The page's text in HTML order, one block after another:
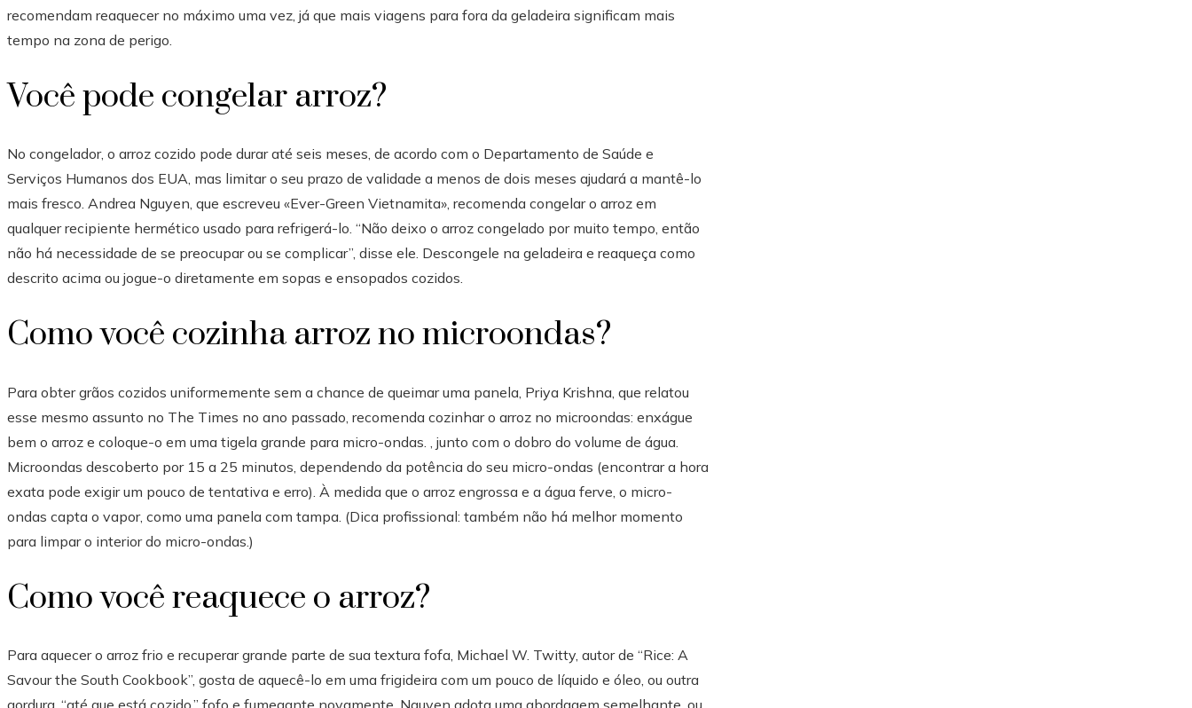
recomendam reaquecer no máximo uma vez, já que mais viagens para fora da geladeira significam mais
tempo na zona de perigo.
Você pode congelar arroz?
No congelador, o arroz cozido pode durar até seis meses, de acordo com o Departamento de Saúde e
Serviços Humanos dos EUA, mas limitar o seu prazo de validade a menos de dois meses ajudará a mantê-lo
mais fresco. Andrea Nguyen, que escreveu «Ever-Green Vietnamita», recomenda congelar o arroz em
qualquer recipiente hermético usado para refrigerá-lo. “Não deixo o arroz congelado por muito tempo, então
não há necessidade de se preocupar ou se complicar”, disse ele. Descongele na geladeira e reaqueça como
descrito acima ou jogue-o diretamente em sopas e ensopados cozidos.
Como você cozinha arroz no microondas?
Para obter grãos cozidos uniformemente sem a chance de queimar uma panela, Priya Krishna, que relatou
esse mesmo assunto no The Times no ano passado, recomenda cozinhar o arroz no microondas: enxágue
bem o arroz e coloque-o em uma tigela grande para micro-ondas. , junto com o dobro do volume de água.
Microondas descoberto por 15 a 25 minutos, dependendo da potência do seu micro-ondas (encontrar a hora
exata pode exigir um pouco de tentativa e erro). À medida que o arroz engrossa e a água ferve, o micro-
ondas capta o vapor, como uma panela com tampa. (Dica profissional: também não há melhor momento
para limpar o interior do micro-ondas.)
Como você reaquece o arroz?
Para aquecer o arroz frio e recuperar grande parte de sua textura fofa, Michael W. Twitty, autor de “Rice: A
Savour the South Cookbook”, gosta de aquecê-lo em uma frigideira com um pouco de líquido e óleo, ou outra